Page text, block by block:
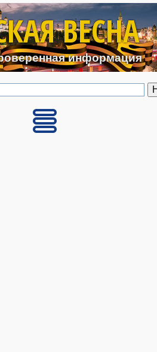
Перейти к основному
ВЕСНА
информация